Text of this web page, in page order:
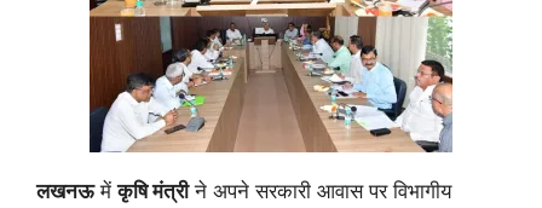
लखनऊमेंकृषि मंत्रीने अपने सरकारी आवास पर विभागीय